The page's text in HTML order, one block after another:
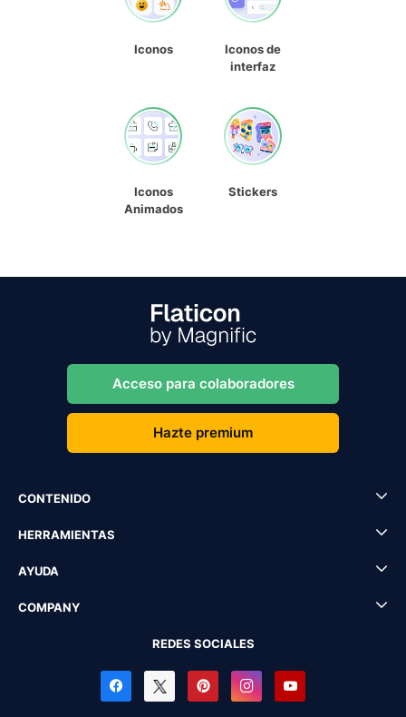
Iconos
Iconos de
interfaz
Iconos
Animados
Stickers
Acceso para colaboradores
Hazte premium
CONTENIDO
HERRAMIENTAS
AYUDA
COMPANY
REDES SOCIALES